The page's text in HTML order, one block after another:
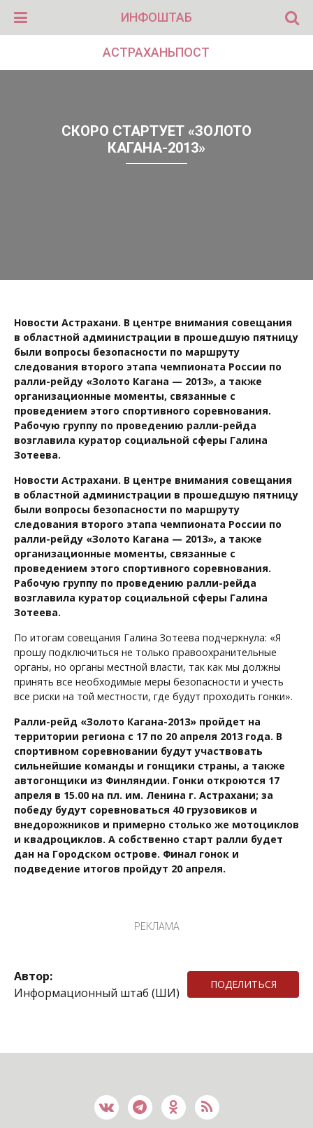
ИНФОШТАБ
АСТРАХАНЬПОСТ
CКОРО СТАРТУЕТ «ЗОЛОТО
КАГАНА-2013»
Новости Астрахани. В центре внимания совещания
в областной администрации в прошедшую пятницу
были вопросы безопасности по маршруту
следования второго этапа чемпионата России по
ралли-рейду «Золото Кагана — 2013», а также
организационные моменты, связанные с
проведением этого спортивного соревнования.
Рабочую группу по проведению ралли-рейда
возглавила куратор социальной сферы Галина
Зотеева.
Новости Астрахани. В центре внимания совещания
в областной администрации в прошедшую пятницу
были вопросы безопасности по маршруту
следования второго этапа чемпионата России по
ралли-рейду «Золото Кагана — 2013», а также
организационные моменты, связанные с
проведением этого спортивного соревнования.
Рабочую группу по проведению ралли-рейда
возглавила куратор социальной сферы Галина
Зотеева.
По итогам совещания Галина Зотеева подчеркнула: «Я
прошу подключиться не только правоохранительные
органы, но органы местной власти, так как мы должны
принять все необходимые меры безопасности и учесть
все риски на той местности, где будут проходить гонки».
Ралли-рейд «Золото Кагана-2013» пройдет на
территории региона с 17 по 20 апреля 2013 года. В
спортивном соревновании будут участвовать
сильнейшие команды и гонщики страны, а также
автогонщики из Финляндии. Гонки откроются 17
апреля в 15.00 на пл. им. Ленина г. Астрахани; за
победу будут соревноваться 40 грузовиков и
внедорожников и примерно столько же мотоциклов
и квадроциклов. А собственно старт ралли будет
дан на Городском острове. Финал гонок и
подведение итогов пройдут 20 апреля.
РЕКЛАМА
Автор:
Информационный штаб (ШИ)
ПОДЕЛИТЬСЯ